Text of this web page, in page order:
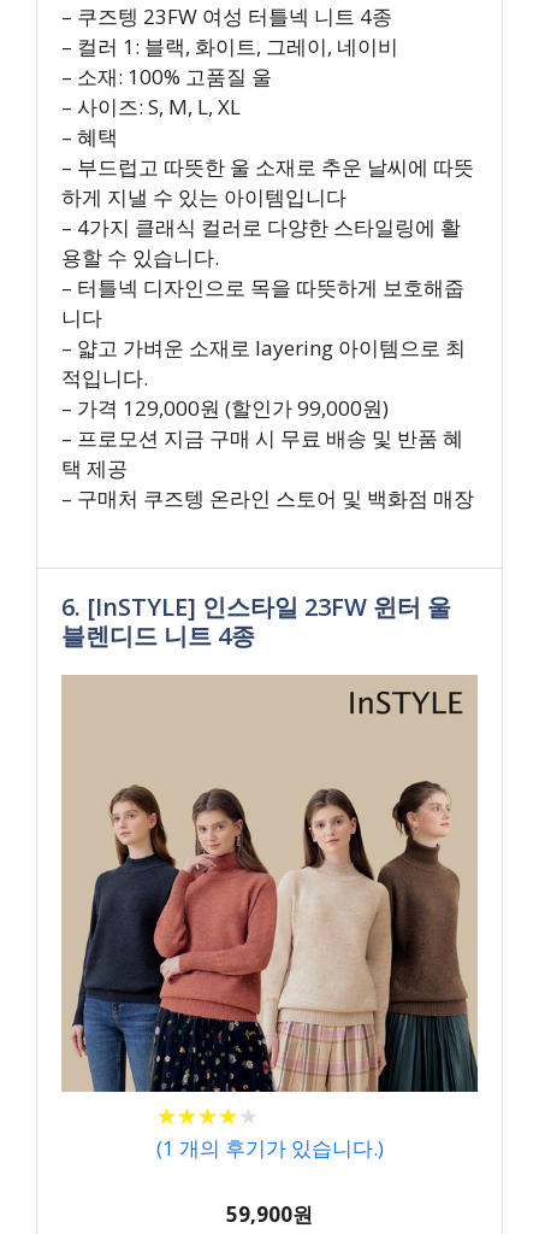
– 쿠즈텡 23FW 여성 터틀넥 니트 4종
– 컬러 1: 블랙, 화이트, 그레이, 네이비
– 소재: 100% 고품질 울
– 사이즈: S, M, L, XL
– 혜택
– 부드럽고 따뜻한 울 소재로 추운 날씨에 따뜻
하게 지낼 수 있는 아이템입니다
– 4가지 클래식 컬러로 다양한 스타일링에 활
용할 수 있습니다.
– 터틀넥 디자인으로 목을 따뜻하게 보호해줍
니다
– 얇고 가벼운 소재로 layering 아이템으로 최
적입니다.
– 가격 129,000원 (할인가 99,000원)
– 프로모션 지금 구매 시 무료 배송 및 반품 혜
택 제공
– 구매처 쿠즈텡 온라인 스토어 및 백화점 매장
6. [InSTYLE] 인스타일 23FW 윈터 울
블렌디드 니트 4종
★★★★★
★★★★★
(1 개의 후기가 있습니다.)
59,900원